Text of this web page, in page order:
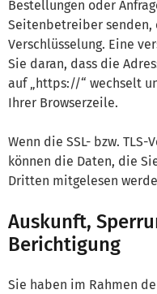
Bestellungen oder
Seitenbetreiber senden,
Verschlüsselung. Eine
Sie daran, dass die
auf „https://“ wechselt
Ihrer Browserzeile.
Wenn die SSL- bzw.
können die Daten, die
Dritten mitgelesen
Auskunft,
Berichtigung
Sie haben im Rahmen